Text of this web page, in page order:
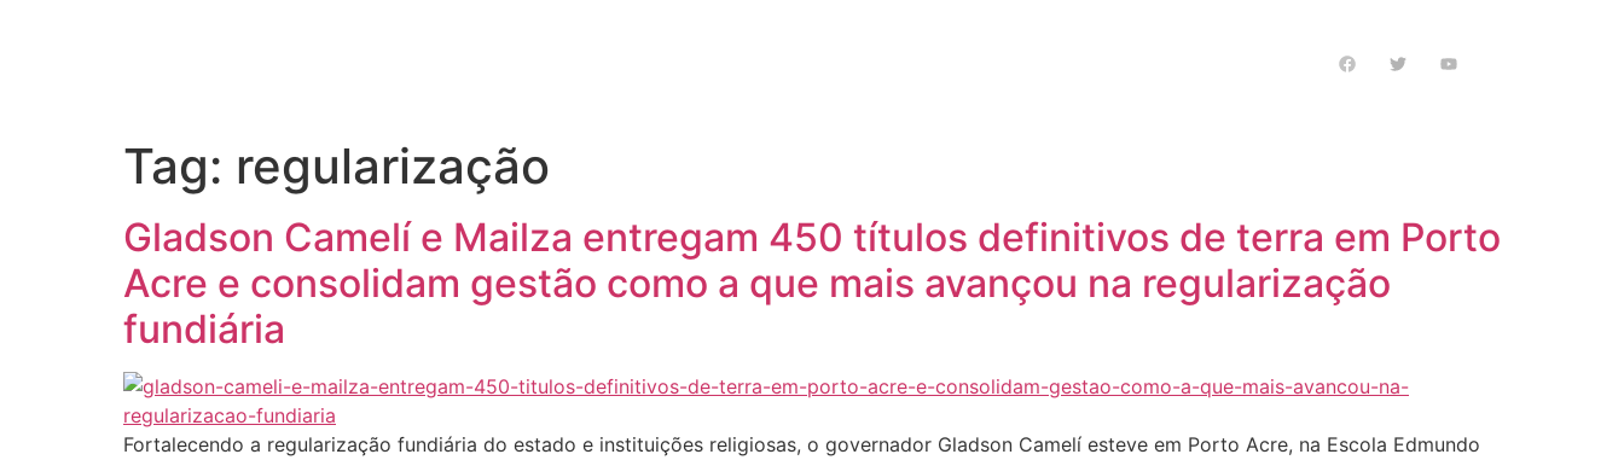
Tag: regularização
Gladson Camelí e Mailza entregam 450 títulos definitivos de terra em Porto
Acre e consolidam gestão como a que mais avançou na regularização
fundiária
Fortalecendo a regularização fundiária do estado e instituições religiosas, o governador Gladson Camelí esteve em Porto Acre, na Escola Edmundo